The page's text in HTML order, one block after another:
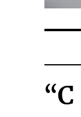
“Coge de encima del aparador dos